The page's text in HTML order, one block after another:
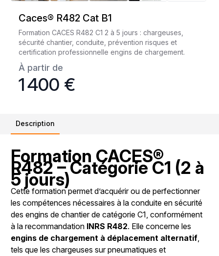
Caces® R482 Cat B1
Formation CACES R482 C1 2 à 5 jours : chargeuses,
sécurité chantier, conduite, prévention risques et
certification professionnelle engins de chargement.
À partir de
1 400 €
Description
Formation CACES®
R482 – Catégorie C1 (2 à
5 jours)
Cette formation permet d’acquérir ou de perfectionner
les compétences nécessaires à la conduite en sécurité
des engins de chantier de catégorie C1, conformément
à la recommandation INRS R482. Elle concerne les
engins de chargement à déplacement alternatif,
tels que les chargeuses sur pneumatiques et